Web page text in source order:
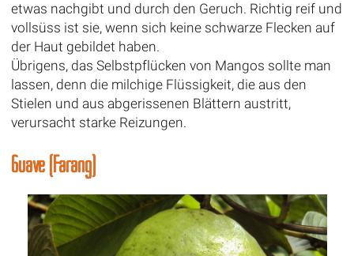
etwas nachgibt und durch den Geruch. Richtig reif und
vollsüss ist sie, wenn sich keine schwarze Flecken auf
der Haut gebildet haben.
Übrigens, das Selbstpflücken von Mangos sollte man
lassen, denn die milchige Flüssigkeit, die aus den
Stielen und aus abgerissenen Blättern austritt,
verursacht starke Reizungen.
Guave (Farang)